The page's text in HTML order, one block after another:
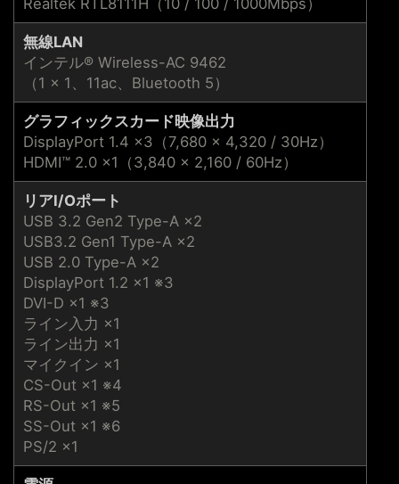
無線LAN
インテル® Wireless-AC 9462
（1 × 1、11ac、Bluetooth 5）
グラフィックスカード映像出力
DisplayPort 1.4 ×3（7,680 × 4,320 / 30Hz）
HDMI™ 2.0 ×1（3,840 × 2,160 / 60Hz）
リアI/Oポート
USB 3.2 Gen2 Type-A ×2
USB3.2 Gen1 Type-A ×2
USB 2.0 Type-A ×2
DisplayPort 1.2 ×1 ※3
DVI-D ×1 ※3
ライン入力 ×1
ライン出力 ×1
マイクイン ×1
CS-Out ×1 ※4
RS-Out ×1 ※5
SS-Out ×1 ※6
PS/2 ×1